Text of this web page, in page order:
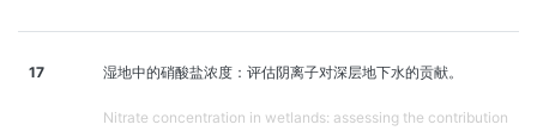
17 湿地中的硝酸盐浓度：评估阴离子对深层地下水的贡献。
Nitrate concentration in wetlands: assessing the contribution